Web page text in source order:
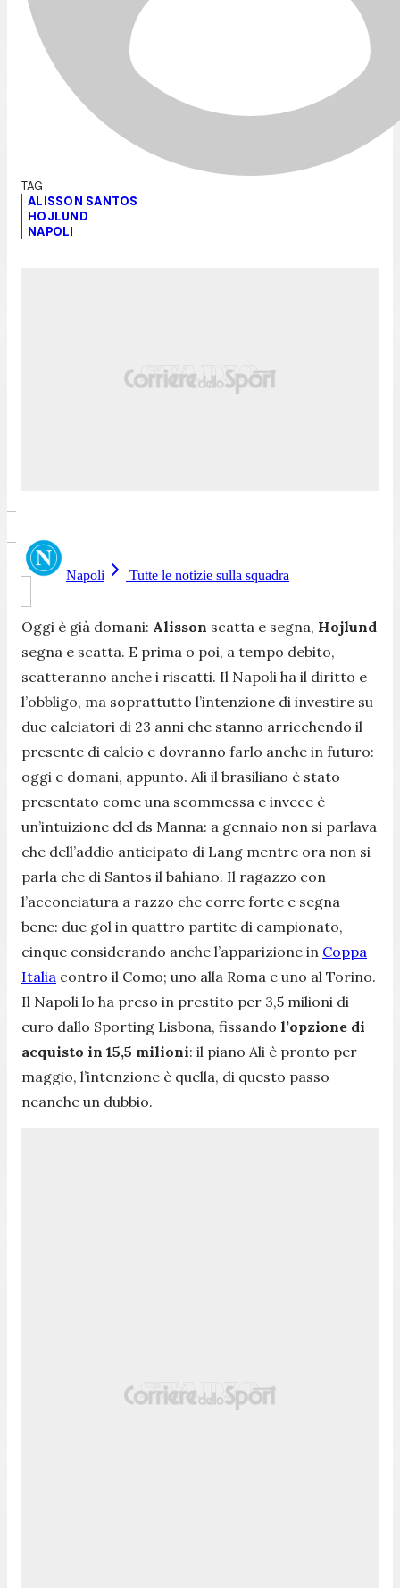
ALISSON SANTOS
HOJLUND
NAPOLI
Napoli Tutte le notizie sulla squadra
Oggi è già domani: Alisson scatta e segna, Hojlund
segna e scatta. E prima o poi, a tempo debito,
scatteranno anche i riscatti. Il Napoli ha il diritto e
l’obbligo, ma soprattutto l’intenzione di investire su
due calciatori di 23 anni che stanno arricchendo il
presente di calcio e dovranno farlo anche in futuro:
oggi e domani, appunto. Ali il brasiliano è stato
presentato come una scommessa e invece è
un’intuizione del ds Manna: a gennaio non si parlava
che dell’addio anticipato di Lang mentre ora non si
parla che di Santos il bahiano. Il ragazzo con
l’acconciatura a razzo che corre forte e segna
bene: due gol in quattro partite di campionato,
cinque considerando anche l’apparizione in Coppa
Italia contro il Como; uno alla Roma e uno al Torino.
Il Napoli lo ha preso in prestito per 3,5 milioni di
euro dallo Sporting Lisbona, fissando l’opzione di
acquisto in 15,5 milioni: il piano Ali è pronto per
maggio, l’intenzione è quella, di questo passo
neanche un dubbio.